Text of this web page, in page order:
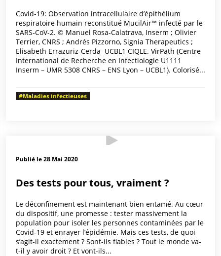
Covid-19: Observation intracellulaire d’épithélium
respiratoire humain reconstitué MucilAir™ infecté par le
SARS-CoV-2. © Manuel Rosa-Calatrava, Inserm ; Olivier
Terrier, CNRS ; Andrés Pizzorno, Signia Therapeutics ;
Elisabeth Errazuriz-Cerda UCBL1 CIQLE. VirPath (Centre
International de Recherche en Infectiologie U1111
Inserm – UMR 5308 CNRS – ENS Lyon – UCBL1). Colorisé...
#Maladies infectieuses
Publié le 28 Mai 2020
Des tests pour tous, vraiment ?
Le déconfinement est maintenant bien entamé. Au cœur
du dispositif, une promesse : tester massivement la
population pour isoler les personnes contaminées par le
Covid-19 et enrayer l’épidémie. Mais ces tests, de quoi
s’agit-il exactement ? Sont-ils fiables ? Tout le monde va-
t-il y avoir droit ? Et vont-ils...